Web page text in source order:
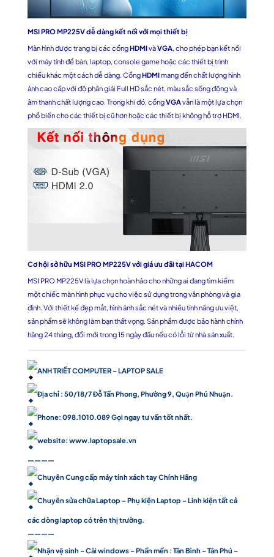
MSI PRO MP225V dễ dàng kết nối với mọi thiết bị
Màn hình được trang bị các cổngHDMIvàVGA, cho phép bạn kết nối
với máy tính để bàn, laptop, console game hoặc các thiết bị trình
chiếu khác một cách dễ dàng. CổngHDMImang đến chất lượng hình
ảnh cao cấp với độ phân giải Full HD sắc nét, màu sắc sống động và
âm thanh chất lượng cao. Trong khi đó, cổngVGAvẫn là một lựa chọn
phổ biến cho các thiết bị cũ hơn hoặc các thiết bị không hỗ trợ HDMI.
Cơ hội sở hữu MSI PRO MP225V với giá ưu đãi tại HACOM
MSI PRO MP225Vlà lựa chọn hoàn hảo cho những ai đang tìm kiếm
một chiếc màn hình phục vụ cho việc sử dụng trong văn phòng và gia
đình. Với thiết kế đẹp mắt, hình ảnh sắc nét và nhiều tính năng ưu việt,
sản phẩm sẽ không làm bạn thất vọng. Sản phẩm được bảo hành chính
hãng 24 tháng, đổi mới trong 15 ngày đầu nếu có lỗi từ nhà sản xuất.
ANH TRIẾT COMPUTER – LAPTOP SALE
Địa chỉ : 50/18/7 Đỗ Tấn Phong, Phường 9, Quận Phú Nhuận.
Phone: 098.1010.089 Gọi ngay tư vấn tốt nhất.
website: www.laptopsale.vn
————
Chuyên Cung cấp máy tính xách tay Chính Hãng
Chuyên sửa chữa Laptop – Phụ kiện Laptop – Linh kiện tất cả
các dòng laptop có trên thị trường.
————
Nhận vệ sinh – Cài windows – Phần mền : Tân Bình – Tân Phú –